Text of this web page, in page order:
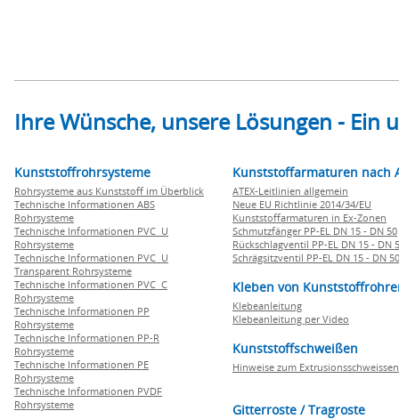
Ihre Wünsche, unsere Lösungen -
Kunststoffrohrsysteme
Rohrsysteme aus Kunststoff im Überblick
Technische Informationen ABS
Rohrsysteme
Technische Informationen PVC U
Rohrsysteme
Technische Informationen PVC U
Transparent Rohrsysteme
Technische Informationen PVC C
Rohrsysteme
Technische Informationen PP
Rohrsysteme
Technische Informationen PP-R
Rohrsysteme
Technische Informationen PE
Rohrsysteme
Technische Informationen PVDF
Rohrsysteme
Kunststoffarmaturen nach
ATEX-Leitlinien allgemein
Neue EU Richtlinie 2014/34/EU
Kunststoffarmaturen in Ex-Zonen
Schmutzfänger PP-EL DN 15 - DN 50
Rückschlagventil PP-EL DN 15 - DN
Schrägsitzventil PP-EL DN 15 - DN 50
Kleben von
Klebeanleitung
Klebeanleitung per Video
Kunststoffschweißen
Hinweise zum Extrusionsschweissen
Gitterroste / Tragroste